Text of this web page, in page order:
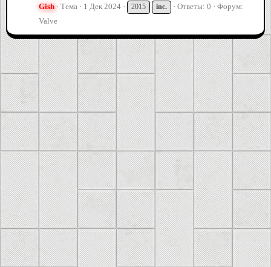
Gish Тема 1 Дек 2024 2015 inc. Ответы: 0
Форум:
Valve